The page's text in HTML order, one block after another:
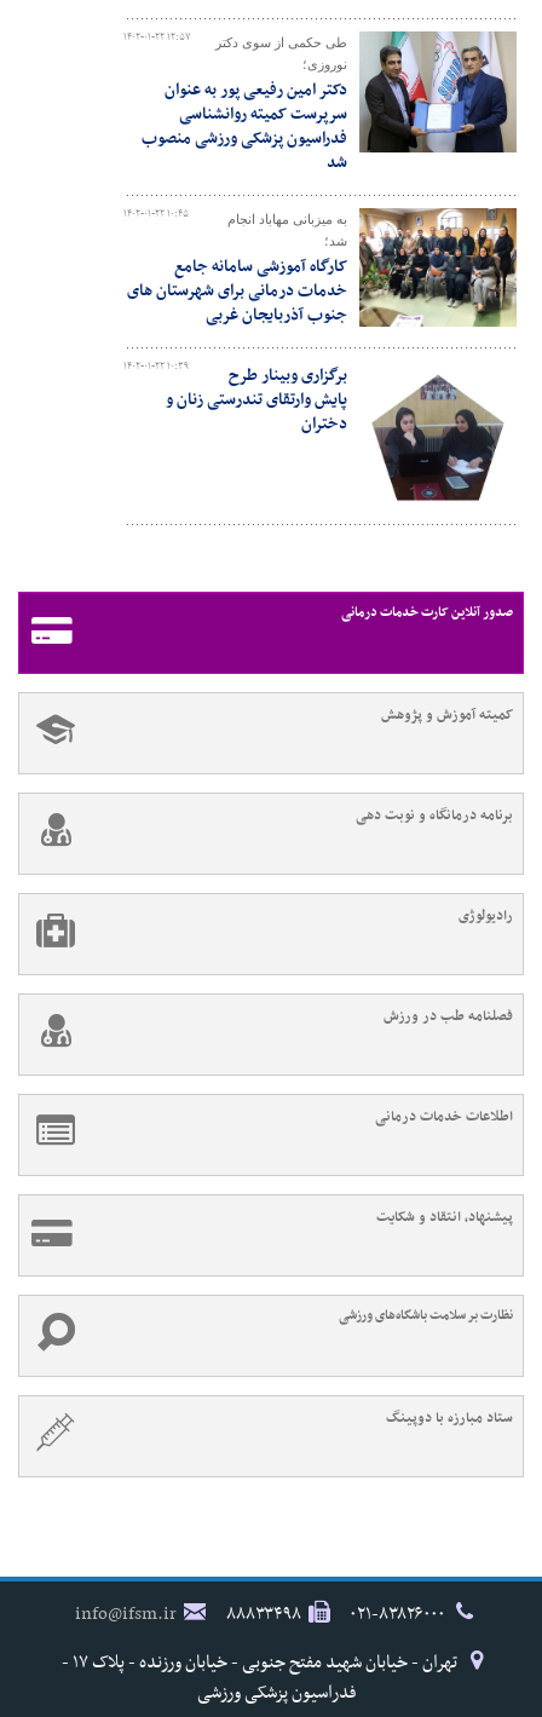
۱۴۰۲-۰۱-۲۲ ۱۲:۵۷
طی حکمی از سوی دکتر
نوروزی؛
دکتر امین رفیعی پور به عنوان
سرپرست کمیته روانشناسی
فدراسیون پزشکی ورزشی منصوب
شد
۱۴۰۲-۰۱-۲۲ ۱۰:۴۵
به میزبانی مهاباد انجام
شد؛
کارگاه آموزشی سامانه جامع
خدمات درمانی برای شهرستان های
جنوب آذربایجان غربی
۱۴۰۲-۰۱-۲۲ ۱۰:۳۹
برگزاری وبینار طرح
پایش وارتقای تندرستی زنان و
دختران
صدور آنلاین کارت خدمات درمانی
کمیته آموزش و پژوهش
برنامه درمانگاه و نوبت دهی
رادیولوژی
فصلنامه طب در ورزش
اطلاعات خدمات درمانی
پیشنهاد، انتقاد و شکایت
نظارت بر سلامت باشگاه‌های ورزشی
ستاد مبارزه با دوپینگ
۸۸۸۳۳۴۹۸
info@ifsm.ir
تهران - خیابان شهید مفتح جنوبی - خیابان ورزنده - پلاک ۱۷ -
فدراسیون پزشکی ورزشی